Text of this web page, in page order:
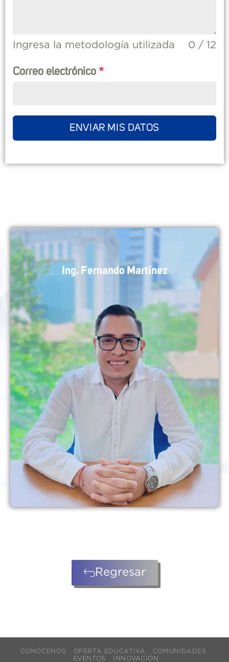
Ingresa la metodología utilizada 0 / 12
Correo electrónico *
ENVIAR MIS DATOS
Ing. Fernando Martínez
Regresar
CONÓCENOS OFERTA EDUCATIVA
COMUNIDADES
EVENTOS
INNOVACIÓN